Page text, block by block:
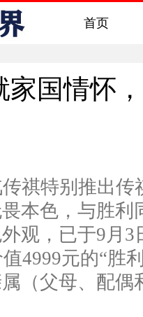
首页
国情怀
特别推出传
本色，与胜
观，已于9月
4999元的“胜
（父母、配